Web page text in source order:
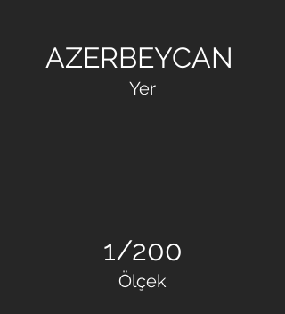
AZERBEYCAN
Yer
1/200
Ölçek